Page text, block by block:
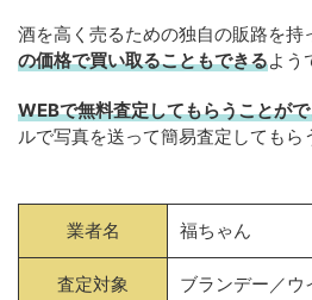
酒を高く売るための独自の販路を持
の価格で買い取ることもできるよう
WEBで無料査定してもらうことが
ルで写真を送って簡易査定してもら
業者名 福ちゃん
査定対象
ブランデー／ウ